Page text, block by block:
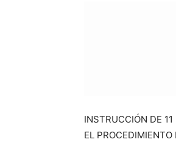
INSTRUCCIÓN DE
EL